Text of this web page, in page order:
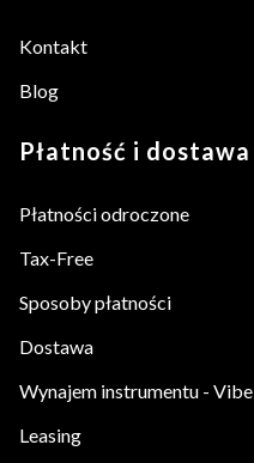
Kontakt
Blog
Płatność i dostawa
Płatności odroczone
Tax-Free
Sposoby płatności
Dostawa
Wynajem instrumentu - Vibe
Leasing